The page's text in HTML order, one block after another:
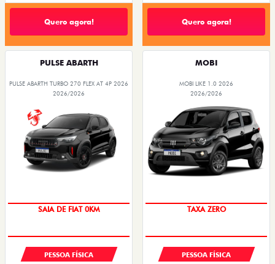
Quero agora! Quero agora!
PULSE ABARTH
PULSE ABARTH TURBO 270 FLEX AT 4P 2026
2026/2026
SAIA DE FIAT 0KM
PESSOA FÍSICA
MOBI
MOBI LIKE 1.0 2026
2026/2026
TAXA ZERO
PESSOA FÍSICA